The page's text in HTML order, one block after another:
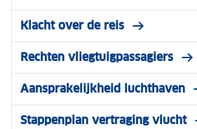
Klacht over de reis
Rechten vliegtuigpassagiers
Aansprakelijkheid luchthaven
Stappenplan vertraging vlucht